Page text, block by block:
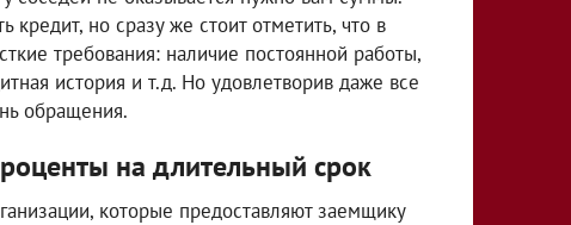
но сразу же стоит отметить, что в
требования: наличие постоянной работы,
история и т.д. Но удовлетворив даже все
обращения.
на длительный срок
которые предоставляют заемщику